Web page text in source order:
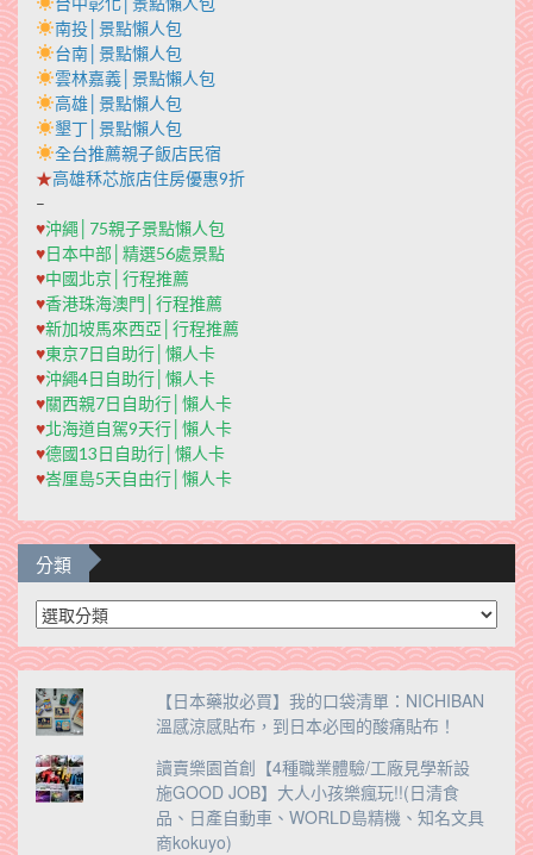
南投│景點懶人包
台南│景點懶人包
雲林嘉義│景點懶人包
高雄│景點懶人包
墾丁│景點懶人包
全台推薦親子飯店民宿
★高雄秝芯旅店住房優惠9折
–
♥沖繩│75親子景點懶人包
♥日本中部│精選56處景點
♥中國北京│行程推薦
♥香港珠海澳門│行程推薦
♥新加坡馬來西亞│行程推薦
♥東京7日自助行│懶人卡
♥沖繩4日自助行│懶人卡
♥關西親7日自助行│懶人卡
♥北海道自駕9天行│懶人卡
♥德國13日自助行│懶人卡
♥峇厘島5天自由行│懶人卡
分類
分
類
【日本藥妝必買】我的口袋清單：NICHIBAN
溫感涼感貼布，到日本必囤的酸痛貼布！
讀賣樂園首創【4種職業體驗/工廠見學新設
施GOOD JOB】大人小孩樂瘋玩!!(日清食
品、日產自動車、WORLD島精機、知名文具
商kokuyo)